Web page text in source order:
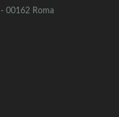
- 00162 Roma